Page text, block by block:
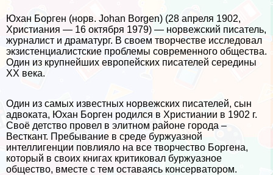
Юхан Борген (норв. Johan Borgen) (28 апреля 1902,
Христиания — 16 октября 1979) — норвежский писатель,
журналист и драматург. В своем творчестве исследовал
экзистенциалистские проблемы современного общества.
Один из крупнейших европейских писателей середины
ХХ века.
Один из самых известных норвежских писателей, сын
адвоката, Юхан Борген родился в Христиании в 1902 г.
Своё детство провел в элитном районе города –
Весткант. Пребывание в среде буржуазной
интеллигенции повлияло на все творчество Боргена,
который в своих книгах критиковал буржуазное
общество, вместе с тем оставаясь консерватором.